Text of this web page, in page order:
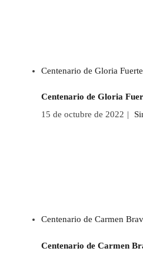
Centenario de Gloria
Centenario de Gloria
15 de octubre de 2022 |
Centenario de Carmen
Centenario de Carmen